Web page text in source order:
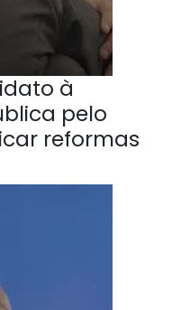
à
pelo
reformas